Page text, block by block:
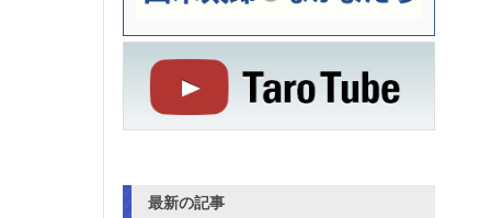
最新の記事